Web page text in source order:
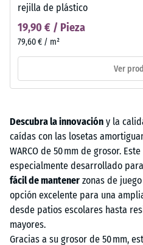
rejilla de plástico
19,90 € / Pieza
79,60 € / m²
Ver
Descubra la innovación y la
caídas con las losetas
WARCO de 50 mm de grosor.
especialmente desarrollado
fácil de mantener zonas de
opción excelente para una
desde patios escolares hasta
mayores.
Gracias a su grosor de 50 mm,